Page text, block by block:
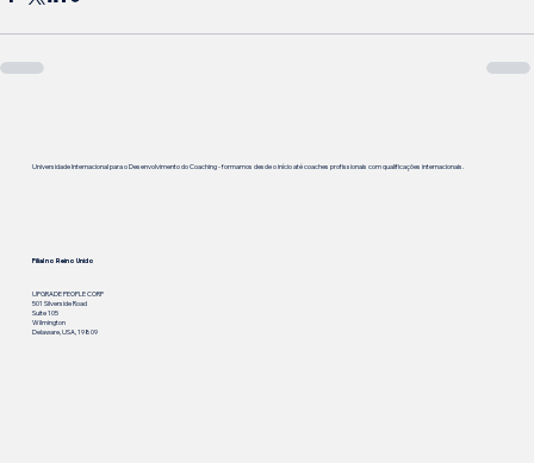
Universidade Internacional para o Desenvolvimento do Coaching - formamos desde o início até coaches profissionais com qualificações internacionais.
Filial no Reino Unido
UPGRADE PEOPLE CORP
501 Silverside Road
Suite 105
Wilmington
Delaware, USA, 19809